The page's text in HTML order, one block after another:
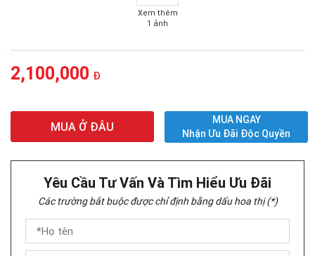
Xem thêm
1 ảnh
2,100,000 Đ
MUA Ở ĐÂU
MUA NGAY
Nhận Ưu Đãi Độc Quyền
Yêu Cầu Tư Vấn Và Tìm Hiểu Ưu Đãi
Các trường bắt buộc được chỉ định bằng dấu hoa thị (*)